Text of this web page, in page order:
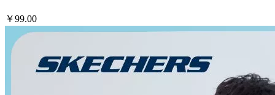
￥99.00